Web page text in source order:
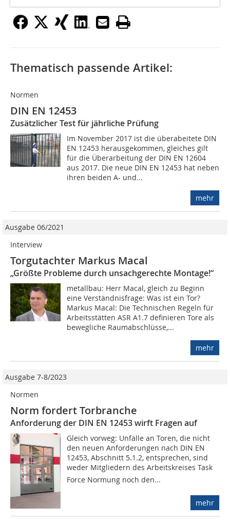
Thematisch passende Artikel:
Normen
DIN EN 12453
Zusätzlicher Test für jährliche Prüfung
Im November 2017 ist die überabeitete DIN
EN 12453 herausgekommen, gleiches gilt
für die Überarbeitung der DIN EN 12604
aus 2017. Die neue DIN EN 12453 hat neben
ihren beiden A- und...
mehr
Ausgabe 06/2021
Interview
Torgutachter Markus Macal
„Größte Probleme durch unsachgerechte Montage!“
metallbau: Herr Macal, gleich zu Beginn
eine Verständnisfrage: Was ist ein Tor?
Markus Macal: Die Technischen Regeln für
Arbeitsstätten ASR A1.7 definieren Tore als
bewegliche Raumabschlüsse,...
mehr
Ausgabe 7-8/2023
Normen
Norm fordert Torbranche
Anforderung der DIN EN 12453 wirft Fragen auf
Gleich vorweg: Unfälle an Toren, die nicht
den neuen Anforderungen nach DIN EN
12453, Abschnitt 5.1.2, entsprechen, sind
weder Mitgliedern des Arbeitskreises Task
Force Normung noch den...
mehr